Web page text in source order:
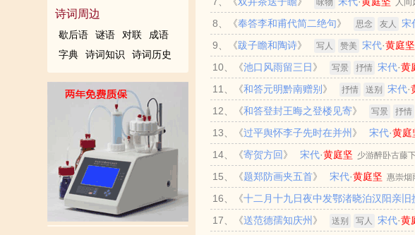
诗词周边
歇后语 谜语 对联
成语
字典
诗词知识 诗词历史
江浪。空余时语工，落笔九天上。向来非无人，此友
咏物 人间
我家江南摘云腴，落硙霏霏雪不如。为公唤起黄州梦
8、《奉答李和甫代简二绝句》 思念 友人 宋
说尽故人离别情。梦中往事随心见，醉里繁华乱眼生
9、《跋子瞻和陶诗》 写人 赞美 宋代·黄庭坚
人，东坡百世士。出处虽不同，风味乃相似。
10、《池口风雨留三日》 写景 抒情 宋代·黄
苦一舂锄。翁从旁舍来收网，我适临渊不羡鱼。俯仰
11、《和答元明黔南赠别 》 抒情 送别 宋代·
何时对榻凉。急雪脊令相并影，惊风鸿雁不成行。归
12、《和答登封王晦之登楼见寄》 写景 抒情
歇，相思千里夕阳残。诗来嗟我不同醉，别後喜君能
13、《过平舆怀李子先时在并州 》 宋代·黄庭
夜月高。世上岂无千里马，人中难得九方皋。酒船鱼
14、《寄贺方回》 宋代·黄庭坚 少游醉卧古藤
15、《题郑防画夹五首》 宋代·黄庭坚 惠崇烟
势，白头惟有郭熙。却写李成骤雨，惜无六幅鹅溪。
枯荷共晚，红榴苦竹同时。睡鸭不知飘雪，寒雀四顾
16、《十二月十九日夜中发鄂渚晓泊汉阳亲旧
敢违王事程。宵征江夏县，睡起汉阳城。邻里烦追送
17、《送范德孺知庆州 》 送别 写人 宋代·黄